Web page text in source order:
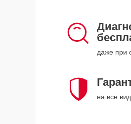
даже при
на все